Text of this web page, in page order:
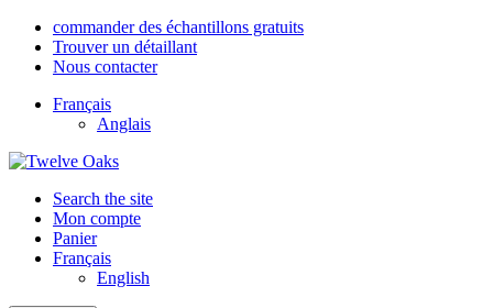
commander des échantillons gratuits
Trouver un détaillant
Nous contacter
Français
Anglais
Search the site
Mon compte
Panier
Français
English